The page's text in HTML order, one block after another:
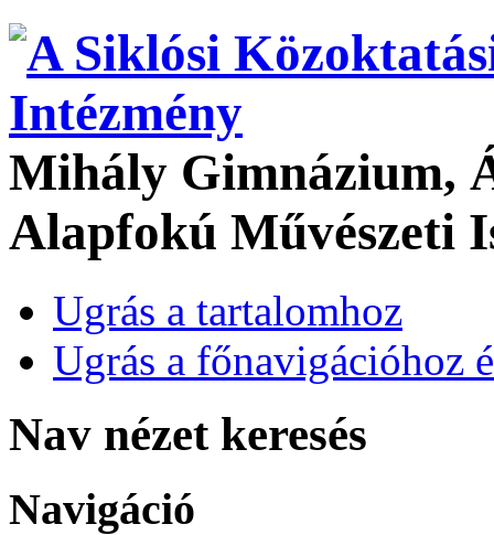
Mihály Gimnázium,
Alapfokú Művészeti
Ugrás a tartalomhoz
Ugrás a főnavigációhoz
Nav nézet keresés
Navigáció